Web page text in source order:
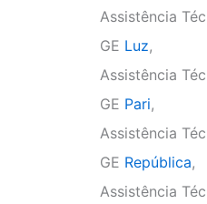
Assistência
GE Luz,
Assistência
GE Pari,
Assistência
GE República,
Assistência